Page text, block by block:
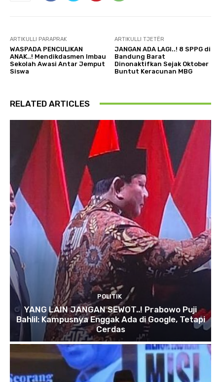
ARTIKULLI PARAPRAK
WASPADA PENCULIKAN
ANAK..! Mendikdasmen Imbau
Sekolah Awasi Antar Jemput
Siswa
ARTIKULLI TJETËR
JANGAN ADA LAGI..! 8 SPPG di
Bandung Barat
Dinonaktifkan Sejak Oktober
Buntut Keracunan MBG
RELATED ARTICLES
POLITIK
YANG LAIN JANGAN SEWOT..! Prabowo Puji
Bahlil: Kampusnya Enggak Ada di Google, Tetapi
Cerdas